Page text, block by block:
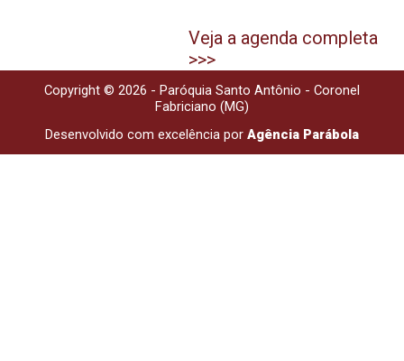
Veja a agenda completa
>>>
Copyright © 2026 - Paróquia Santo Antônio - Coronel
Fabriciano (MG)
Desenvolvido com excelência por Agência Parábola